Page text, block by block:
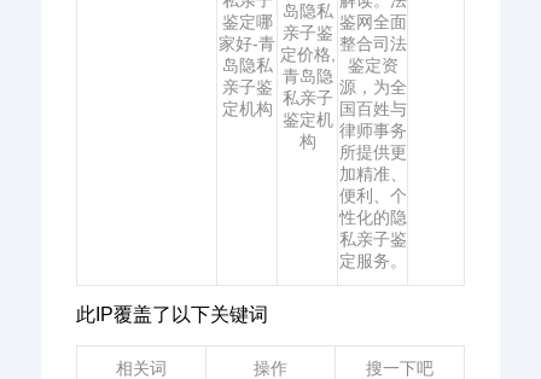
鉴定哪
家好-青
岛隐私
亲子鉴
定机构
岛隐私
亲子鉴
定价格,
青岛隐
私亲子
鉴定机
构
鉴网全面
整合司法
鉴定资
源，为全
国百姓与
律师事务
所提供更
加精准、
便利、个
性化的隐
私亲子鉴
定服务。
此IP覆盖了以下关键词
相关词 操作 搜一下吧